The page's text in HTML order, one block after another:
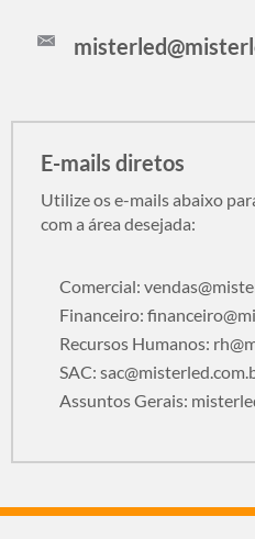
E-mails diretos
Utilize os e-mails abaixo
com a área desejada:
Comercial:
Financeiro:
Recursos Humanos:
SAC:
Assuntos Gerais: